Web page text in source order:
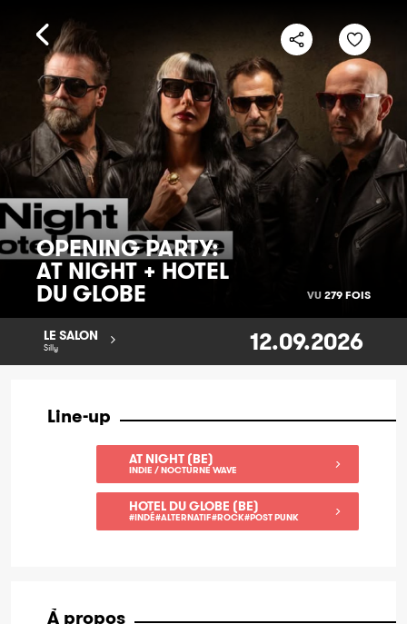
OPENING PARTY:
AT NIGHT + HOTEL
DU GLOBE VU 279 FOIS
LE SALON
Silly 12.09.2026
Line-up
AT NIGHT (BE)
INDIE / NOCTURNE WAVE
HOTEL DU GLOBE (BE)
#INDÉ#ALTERNATIF#ROCK#POST PUNK
À propos